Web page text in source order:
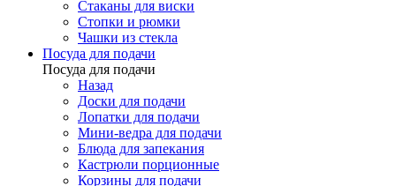
Стаканы для виски
Стопки и рюмки
Чашки из стекла
Посуда для подачи
Посуда для подачи
Назад
Доски для подачи
Лопатки для подачи
Мини-ведра для подачи
Блюда для запекания
Кастрюли порционные
Корзины для подачи